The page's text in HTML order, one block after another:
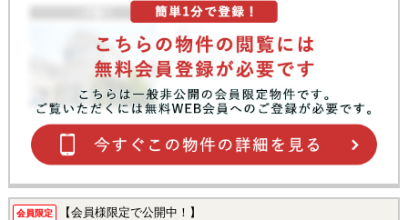
会員限定 【会員様限定で公開中！】